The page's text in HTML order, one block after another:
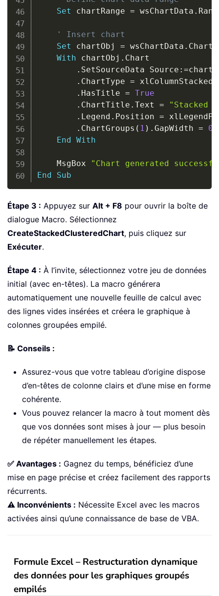
Set chartRange = wsChartData .
' Insert chart
Set chartObj = wsChartData .
With chartObj . Chart
. SetSourceData Source : =
. ChartType = xlColumnStacked
. HasTitle = True
. ChartTitle . Text =
"Stacked
. Legend . Position =
. ChartGroups ( 1 ) . GapWidth =
0
End With
    MsgBox
"Chart generated
End
Sub
Étape 3 : Appuyez sur Alt + F8 pour ouvrir la boîte de
dialogue Macro. Sélectionnez
CreateStackedClusteredChart, puis cliquez sur
Exécuter.
Étape 4 : À l’invite, sélectionnez votre jeu de données
initial (avec en-têtes). La macro générera
automatiquement une nouvelle feuille de calcul avec
des lignes vides insérées et créera le graphique à
colonnes groupées empilé.
📝 Conseils :
Assurez-vous que votre tableau d’origine dispose
d’en-têtes de colonne clairs et d’une mise en forme
cohérente.
Vous pouvez relancer la macro à tout moment dès
que vos données sont mises à jour — plus besoin
de répéter manuellement les étapes.
✅ Avantages : Gagnez du temps, bénéficiez d’une
mise en page précise et créez facilement des rapports
récurrents.
⚠️ Inconvénients : Nécessite Excel avec les macros
activées ainsi qu’une connaissance de base de VBA.
Formule Excel – Restructuration dynamique
des données pour les graphiques groupés
empilés